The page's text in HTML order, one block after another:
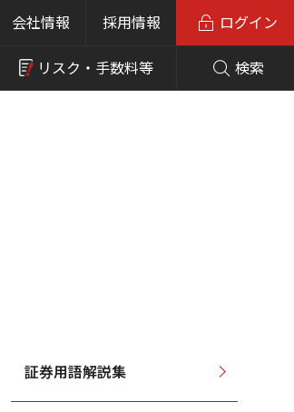
会社情報 採用情報
リスク・ 手数料等 検索
ログイン
証券用語解説集